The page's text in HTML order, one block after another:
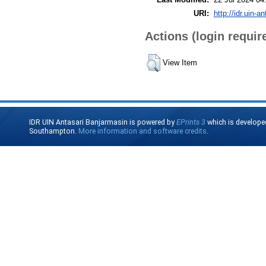
URI: http://idr.uin-
Actions (login
View Item
IDR UIN Antasari Banjarmasin is powered byEPrints 3 which is
Southampton. More information and software credits.